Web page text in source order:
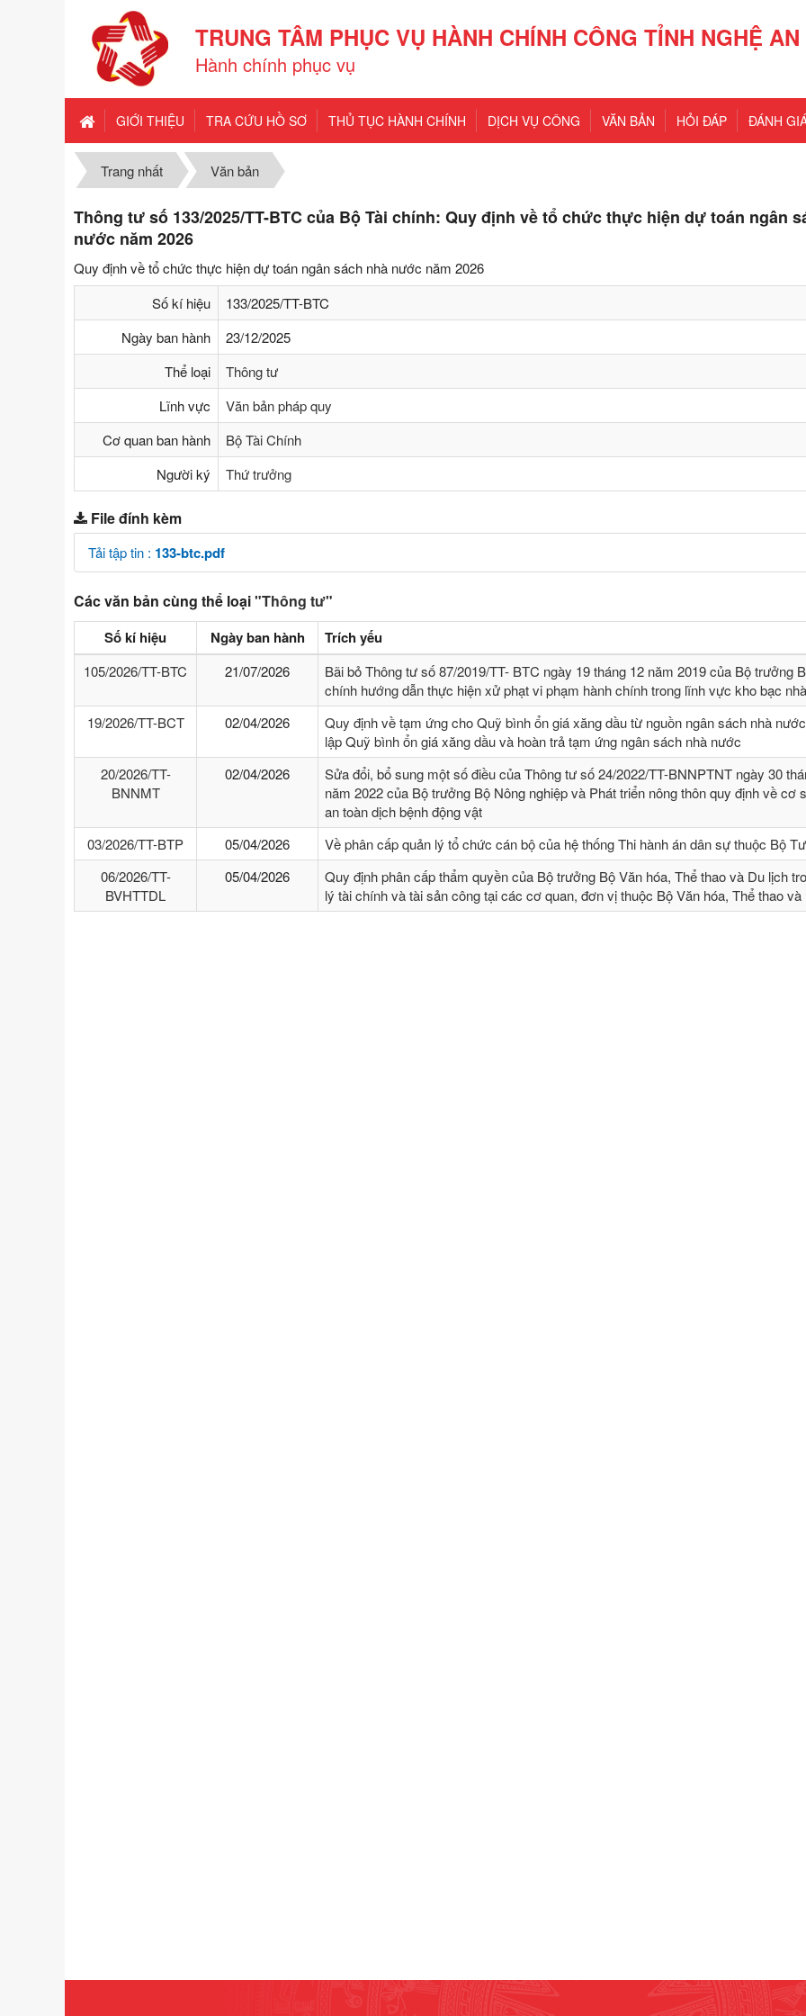
TRUNG TÂM PHỤC VỤ HÀNH CHÍNH CÔNG TỈNH NGHỆ AN
Hành chính phục vụ
GIỚI THIỆU TRA CỨU HỒ SƠ THỦ TỤC HÀNH CHÍNH DỊCH VỤ CÔNG VĂN BẢN HỎI ĐÁP ĐÁNH
Trang nhất Văn bản
Thông tư số 133/2025/TT-BTC của Bộ Tài chính: Quy định về tổ chức thực hiện dự toán ngân
nước năm 2026
Quy định về tổ chức thực hiện dự toán ngân sách nhà nước năm 2026
Số kí hiệu
133/2025/TT-BTC
Ngày ban hành
23/12/2025
Thể loại
Thông tư
Lĩnh vực
Văn bản pháp quy
Cơ quan ban hành
Bộ Tài Chính
Người ký
Thứ trưởng
File đính kèm
Tải tập tin : 133-btc.pdf
Các văn bản cùng thể loại"Thông tư"
Số kí hiệu Ngày ban hành Trích yếu
105/2026/TT-BTC 21/07/2026
Bãi bỏ Thông tư số 87/2019/TT- BТC ngày 19 tháng 12 năm 2019 của Bộ trưởng
chính hướng dẫn thực hiện xử phạt vi phạm hành chính trong lĩnh vực kho bạc
19/2026/TT-BCT
02/04/2026
Quy định về tạm ứng cho Quỹ bình ổn giá xăng dầu từ nguồn ngân sách nhà
lập Quỹ bình ổn giá xăng dầu và hoàn trả tạm ứng ngân sách nhà nước
20/2026/TT-
BNNMT
02/04/2026
Sửa đổi, bổ sung một số điều của Thông tư số 24/2022/TT-BNNPTNT ngày 30
năm 2022 của Bộ trưởng Bộ Nông nghiệp và Phát triển nông thôn quy định về cơ
an toàn dịch bệnh động vật
03/2026/TT-BTP
05/04/2026
Về phân cấp quản lý tổ chức cán bộ của hệ thống Thi hành án dân sự thuộc Bộ
06/2026/TT-
BVHTTDL
05/04/2026
Quy định phân cấp thẩm quyền của Bộ trưởng Bộ Văn hóa, Thể thao và Du lịch
lý tài chính và tài sản công tại các cơ quan, đơn vị thuộc Bộ Văn hóa, Thể thao và